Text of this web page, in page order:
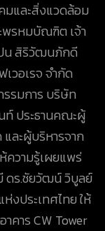
และสิ่งแวดล้อม
พรหมบัณฑิต เจ้า
น สิริวัฒนภักดี
วอเรจ จำกัด
รมการ บริษัท
ท์ ประธานคณะผู้
ละผู้บริหารจาก
ความรู้เผยแพร่
ดร.ชัยวัฒน์ วิบูลย์
งประเทศไทย ให้
คาร CW Tower